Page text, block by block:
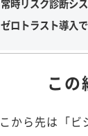
常時リスク診断シ
ゼロトラスト導入
この
から先は「ビ